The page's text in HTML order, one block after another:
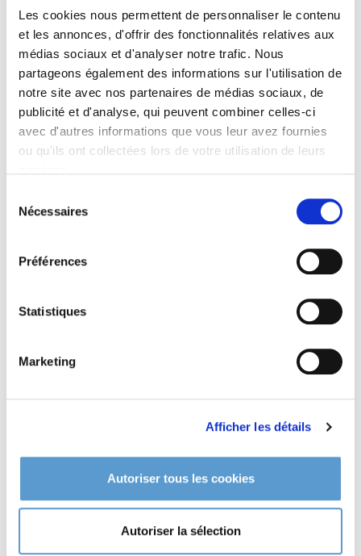
Les cookies nous permettent de personnaliser le contenu
et les annonces, d'offrir des fonctionnalités relatives aux
médias sociaux et d'analyser notre trafic. Nous
partageons également des informations sur l'utilisation de
notre site avec nos partenaires de médias sociaux, de
publicité et d'analyse, qui peuvent combiner celles-ci
avec d'autres informations que vous leur avez fournies
ou qu'ils ont collectées lors de votre utilisation de leurs
Nécessaires
Préférences
Statistiques
Marketing
Afficher les détails
Autoriser tous les cookies
Autoriser la sélection
Informations botaniques
Famille : Paeoniaceae
Genre : PAEONIA
Nom vernaculaire : Pivoine herbacée
Complément : 0
Crousse'
La plantation d’une vivace est une opération très simple. Faire
un trou de 2 à 3 fois la taille du pot. Ameublir au fond du trou
et venir écraser la terre meuble avec la motte de votre
auparavant. Paillez avec 2 à 3 cm de copeau de bois ou de
paille (lin ou chanvre) afin de garder l'humidité, enrichir et
équilibrer votre sol. L’élément le plus important est d’adapter
le choix de la plante aux conditions d’exposition et de nature
Crousse'
fin d'hiver.
Type de sol de